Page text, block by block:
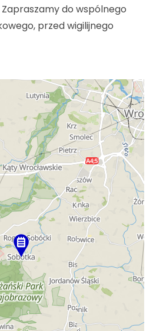
do wspólnego
przed wigilijnego